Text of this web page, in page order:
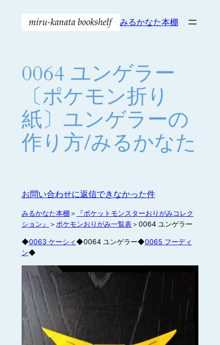
みるかなた本棚
0064 ユンゲラー
〔ポケモン折り
紙〕ユンゲラーの
作り方/みるかなた
お問い合わせに返信できなかった件
みるかなた本棚 ＞
『ポケットモンスターおりがみコレク
ション』
＞ ポケモンおりがみ一覧表 ＞0064 ユンゲラー
◆0063 ケーシィ ◆0064 ユンゲラー◆0065 フーディ
ン◆